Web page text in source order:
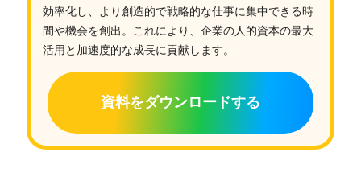
効率化し、より創造的で戦略的な仕事に集中できる時
間や機会を創出。これにより、企業の人的資本の最大
活用と加速度的な成長に貢献します。
資料をダウンロードする